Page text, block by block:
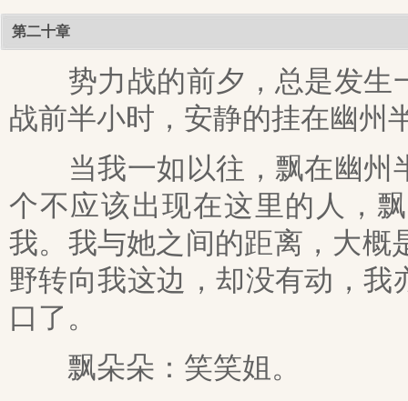
第二十章
势力战的前夕，总是发生
战前半小时，安静的挂在幽州
当我一如以往，飘在幽州
个不应该出现在这里的人，
我。我与她之间的距离，大概
野转向我这边，却没有动，
口了。
飘朵朵：笑笑姐。